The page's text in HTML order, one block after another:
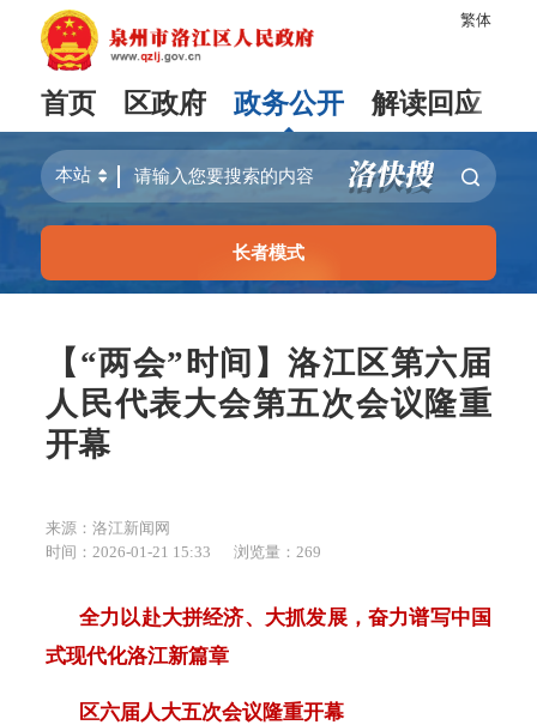
繁体
首页 区政府 政务公开 解读回应
长者模式
【“两会”时间】洛江区第六届
人民代表大会第五次会议隆重
开幕
来源：洛江新闻网
时间：2026-01-21 15:33
浏览量： 269
全力以赴大拼经济、大抓发展，奋力谱写中国
式现代化洛江新篇章
区六届人大五次会议隆重开幕